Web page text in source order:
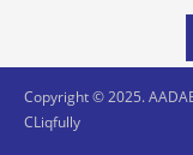
Copyright © 2025.
CLiqfully